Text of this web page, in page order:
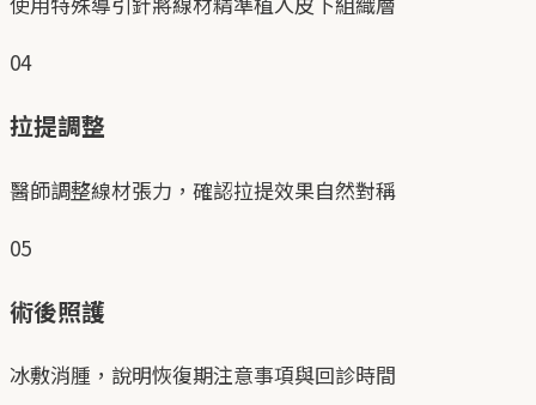
04
拉提調整
醫師調整線材張力，確認拉提效果自然對稱
05
術後照護
冰敷消腫，說明恢復期注意事項與回診時間